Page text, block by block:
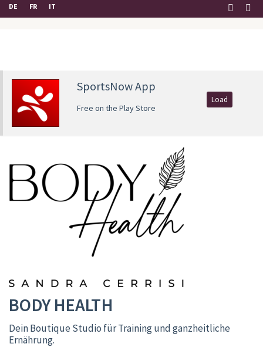
DE FR IT
SportsNow App
Free on the Play Store
Load
BODY HEALTH
Dein Boutique Studio für Training und ganzheitliche
Ernährung.